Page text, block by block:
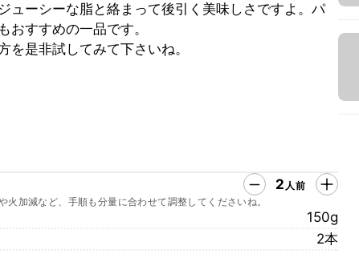
ューシーな脂と絡まって後引く美味しさですよ。パ
おすすめの一品です。
是非試してみて下さいね。
2 人前
加減など、手順も分量に合わせて調整してくださいね。
150g
2本